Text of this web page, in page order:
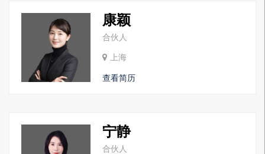
康颖
合伙人
上海
查看简历
宁静
合伙人